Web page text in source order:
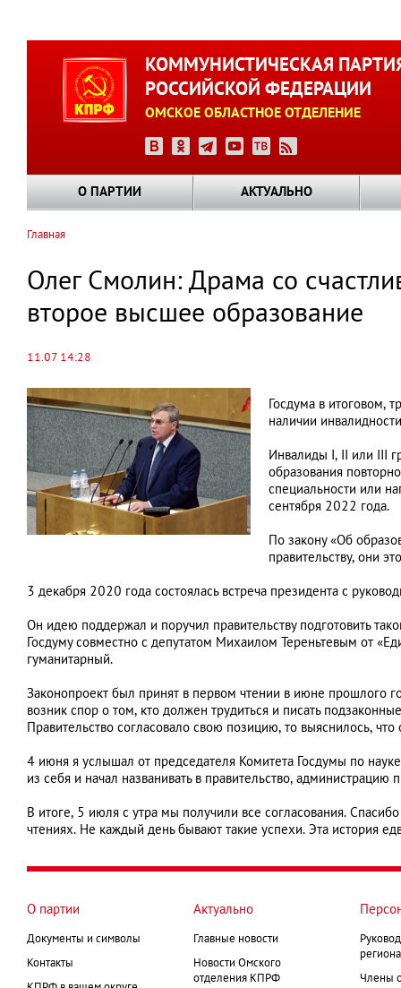
КОММУНИСТИЧЕСКАЯ
РОССИЙСКОЙ ФЕДЕРАЦИИ
ОМСКОЕ ОБЛАСТНОЕ ОТДЕЛЕНИЕ
О ПАРТИИ АКТУАЛЬНО
навигации
Главная
Олег Смолин: Драма со
второе высшее образование
11.07 14:28
Госдума в итоговом,
наличии
Инвалиды I, II или III
образования
специальности или
сентября 2022 года.
По закону «Об
правительству, они
3 декабря 2020 года состоялась встреча президента с
Он идею поддержал и поручил правительству подготовить
Госдуму совместно с депутатом Михаилом Тереньтевым от
гуманитарный.
Законопроект был принят в первом чтении в июне прошлого
возник спор о том, кто должен трудиться и писать
Правительство согласовало свою позицию, то выяснилось,
4 июня я услышал от председателя Комитета Госдумы по
из себя и начал названивать в правительство,
В итоге, 5 июля с утра мы получили все согласования.
чтениях. Не каждый день бывают такие успехи. Эта история
О партии
Документы и символы
Контакты
Актуально
Главные новости
Новости Омского
отделения КПРФ
Члены